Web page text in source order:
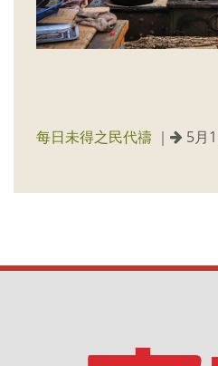
每日未得之民代禱 ｜ 5月